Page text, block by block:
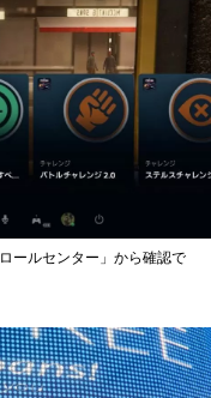
ールセンター」から確認で